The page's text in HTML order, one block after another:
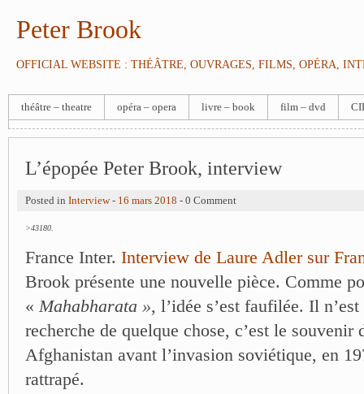
Peter Brook
OFFICIAL WEBSITE : THÉÂTRE, OUVRAGES, FILMS, OPÉRA,
théâtre – theatre opéra – opera livre – book film – dvd
L’épopée Peter Brook, interview
Posted in Interview- 16 mars 2018 - 0 Comment
>43180.
France Inter. Interview de Laure Adler sur
Brook présente une nouvelle pièce. Comme
« Mahabharata », l’idée s’est faufilée. Il
recherche de quelque chose, c’est le souvenir
Afghanistan avant l’invasion soviétique, en
rattrapé.